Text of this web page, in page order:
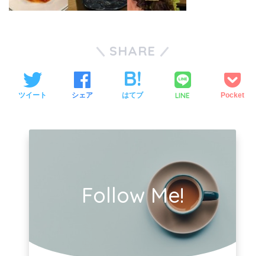
SHARE
ツイート シェア はてブ LINE Pocket
Follow Me!